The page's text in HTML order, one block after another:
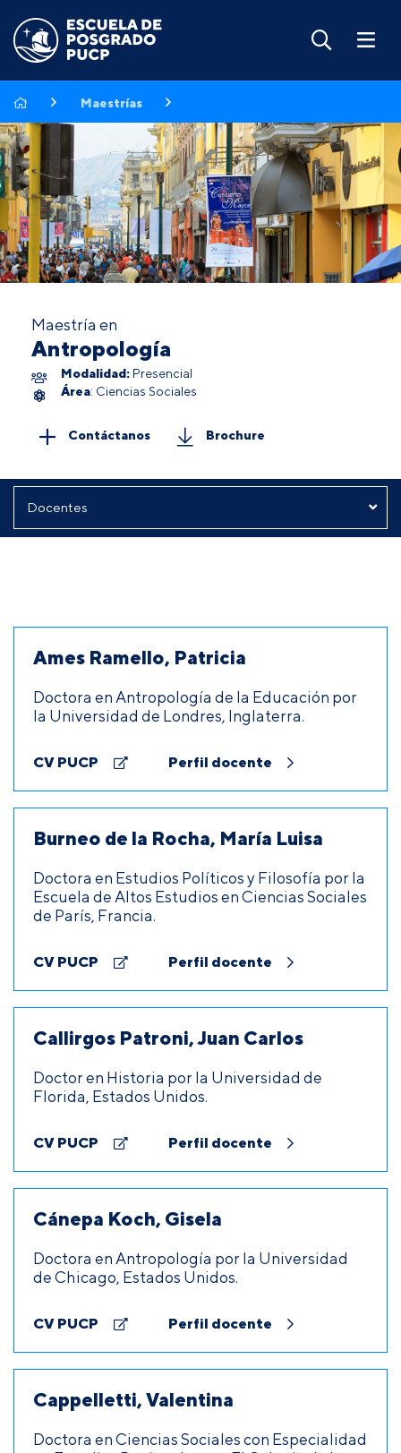
Maestrías
Maestría en
Antropología
Modalidad: Presencial
Área: Ciencias Sociales
Contáctanos Brochure
Ames Ramello, Patricia
Doctora en Antropología de la Educación por
la Universidad de Londres, Inglaterra.
CV PUCP Perfil docente
Burneo de la Rocha, María Luisa
Doctora en Estudios Políticos y Filosofía por la
Escuela de Altos Estudios en Ciencias Sociales
de París, Francia.
CV PUCP Perfil docente
Callirgos Patroni, Juan Carlos
Doctor en Historia por la Universidad de
Florida, Estados Unidos.
CV PUCP Perfil docente
Cánepa Koch, Gisela
Doctora en Antropología por la Universidad
de Chicago, Estados Unidos.
CV PUCP Perfil docente
Cappelletti, Valentina
Doctora en Ciencias Sociales con Especialidad